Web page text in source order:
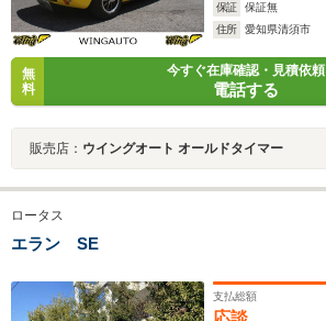
保証
保証無
住所
愛知県清須市
無
料
今すぐ在庫確認・見積依頼
電話する
販売店： ウイングオート オールドタイマー
ロータス
エラン SE
支払総額